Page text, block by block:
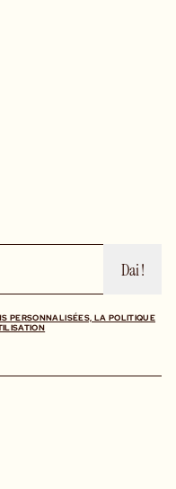
Dai !
PERSONNALISÉES, LA POLITIQUE